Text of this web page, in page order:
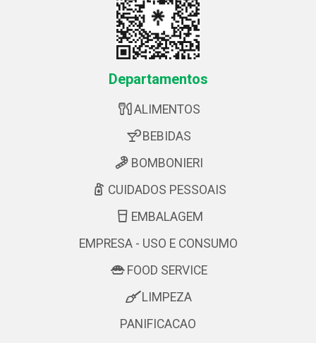
Departamentos
ALIMENTOS
BEBIDAS
BOMBONIERI
CUIDADOS PESSOAIS
EMBALAGEM
EMPRESA - USO E CONSUMO
FOOD SERVICE
LIMPEZA
PANIFICACAO